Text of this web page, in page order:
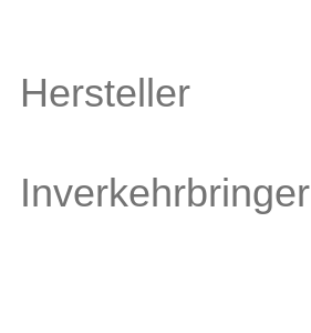
Hersteller
Inverkehrbringer